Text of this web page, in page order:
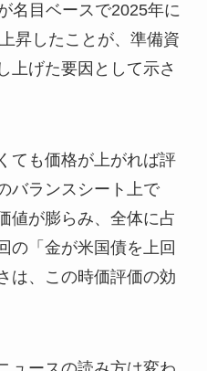
名目ベースで2025年に
昇したことが、準備資
上げた要因として示さ
ても価格が上がれば評
バランスシート上で
値が膨らみ、全体に占
の「金が米国債を上回
は、この時価評価の効